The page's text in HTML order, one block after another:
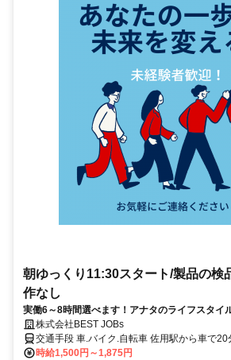
朝ゆっくり11:30スタート/製品の検
作なし
実働6～8時間選べます！アナタのライフスタイ
望お聞かせください！家事と両立しながら働く
株式会社BEST JOBs
交通手段 車.バイク.自転車 佐用駅から車で
【最寄り駅】 ・智頭急行智頭線「平福駅」
時給1,500円～1,875円